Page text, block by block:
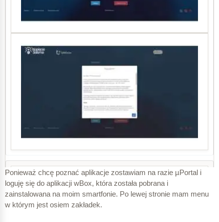
Podaj podstawowe dane (najważniejszy jest aktywny adres e-
mail).
Co ciekawe w górnym prawym rogu jest wybór języka
w tym również Polski, lecz w dalszej części będą
Ponieważ chcę poznać aplikacje zostawiam na razie µPortal i
loguję się do aplikacji wBox, która została pobrana i
zainstalowana na moim smartfonie. Po lewej stronie mam menu
w którym jest osiem zakładek.